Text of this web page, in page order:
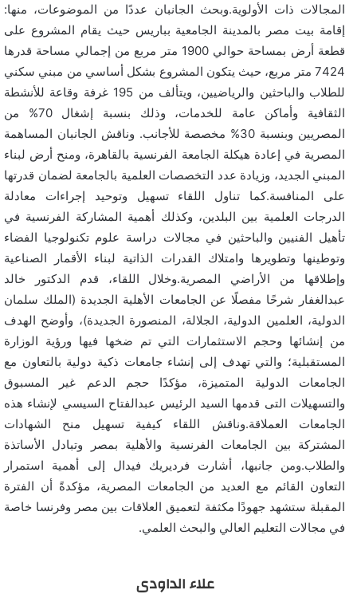
المجالات ذات الأولوية.وبحث الجانبان عددًا من الموضوعات، منها:
إقامة بيت مصر بالمدينة الجامعية بباريس حيث يقام المشروع على
قطعة أرض بمساحة حوالي 1900 متر مربع من إجمالي مساحة قدرها
7424 متر مربع، حيث يتكون المشروع بشكل أساسي من مبني سكني
للطلاب والباحثين والرياضيين، ويتألف من 195 غرفة وقاعة للأنشطة
الثقافية وأماكن عامة للخدمات، وذلك بنسبة إشغال 70% من
المصريين وبنسبة 30% مخصصة للأجانب. وناقش الجانبان المساهمة
المصرية في إعادة هيكلة الجامعة الفرنسية بالقاهرة، ومنح أرض لبناء
المبني الجديد، وزيادة عدد التخصصات العلمية بالجامعة لضمان قدرتها
على المنافسة.كما تناول اللقاء تسهيل وتوحيد إجراءات معادلة
الدرجات العلمية بين البلدين، وكذلك أهمية المشاركة الفرنسية في
تأهيل الفنيين والباحثين في مجالات دراسة علوم تكنولوجيا الفضاء
وتوطينها وتطويرها وامتلاك القدرات الذاتية لبناء الأقمار الصناعية
وإطلاقها من الأراضي المصرية.وخلال اللقاء، قدم الدكتور خالد
عبدالغفار شرحًا مفصلًا عن الجامعات الأهلية الجديدة (الملك سلمان
الدولية، العلمين الدولية، الجلالة، المنصورة الجديدة)، وأوضح الهدف
من إنشائها وحجم الاستثمارات التي تم ضخها فيها ورؤية الوزارة
المستقبلية؛ والتي تهدف إلى إنشاء جامعات ذكية دولية بالتعاون مع
الجامعات الدولية المتميزة، مؤكدًا حجم الدعم غير المسبوق
والتسهيلات التى قدمها السيد الرئيس عبدالفتاح السيسي لإنشاء هذه
الجامعات العملاقة.وناقش اللقاء كيفية تسهيل منح الشهادات
المشتركة بين الجامعات الفرنسية والأهلية بمصر وتبادل الأساتذة
والطلاب.ومن جانبها، أشارت فرديريك فيدال إلى أهمية استمرار
التعاون القائم مع العديد من الجامعات المصرية، مؤكدةً أن الفترة
المقبلة ستشهد جهودًا مكثفة لتعميق العلاقات بين مصر وفرنسا خاصة
في مجالات التعليم العالي والبحث العلمي.
علاء الداودى